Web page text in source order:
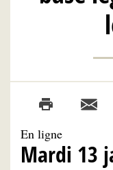
En ligne
Mardi 13